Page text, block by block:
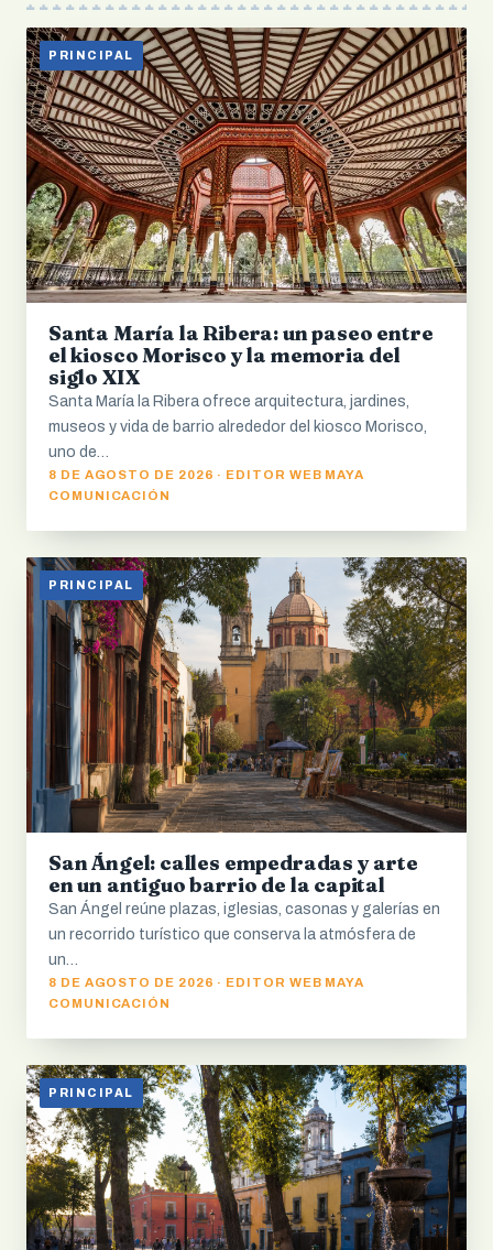
PRINCIPAL
Santa María la Ribera: un paseo entre
el kiosco Morisco y la memoria del
siglo XIX
Santa María la Ribera ofrece arquitectura, jardines,
museos y vida de barrio alrededor del kiosco Morisco,
uno de…
8 DE AGOSTO DE 2026 · EDITOR WEB MAYA
COMUNICACIÓN
PRINCIPAL
San Ángel: calles empedradas y arte
en un antiguo barrio de la capital
San Ángel reúne plazas, iglesias, casonas y galerías en
un recorrido turístico que conserva la atmósfera de
un…
8 DE AGOSTO DE 2026 · EDITOR WEB MAYA
COMUNICACIÓN
PRINCIPAL